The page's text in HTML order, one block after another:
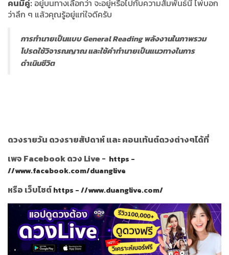
คนมีคู่: อยู่บนทางเลือกว่า จะอยู่หรือไปกับความสัมพันธ์นี้ ไพ่บอก
ว่าลึก ๆ แล้วคุณรู้อยู่แก่ใจดีครับ
การทำนายเป็นแบบ General Reading พลังงานในภาพรวม
โปรดใช้วิจารณญาณ และใช้คำทำนายเป็นแนวทางในการ
ดำเนินชีวิต
ดวงรายวัน ดวงรายสัปดาห์ และ คอนเท้นต์ดวงต่างๆได้ที่
เพจ Facebook ดวง Live - https -
//www.facebook.com/duanglive
หรือ เว็บไซต์https - //www.duanglive.com/